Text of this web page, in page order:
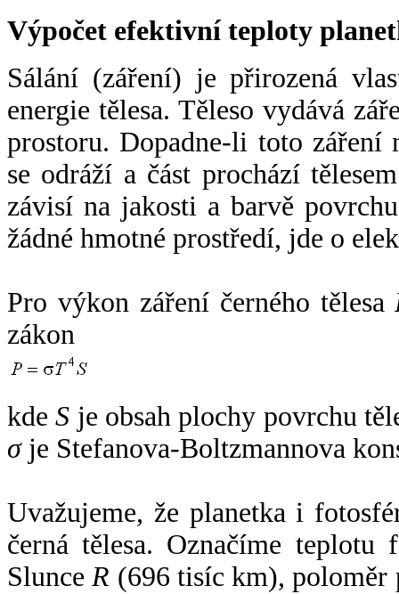
Výpočet efektivní teploty
Sálání (záření) je přirozená
energie tělesa. Těleso vydává
prostoru. Dopadne-li toto záření
se odráží a část prochází
závisí na jakosti a barvě
žádné hmotné prostředí, jde o
Pro výkon záření černého tělesa
zákon
kdeS je obsah plochy povrchu
σje Stefanova-Boltzmannova
Uvažujeme, že planetka i
černá tělesa. Označíme
SlunceR (696 tisíc km),